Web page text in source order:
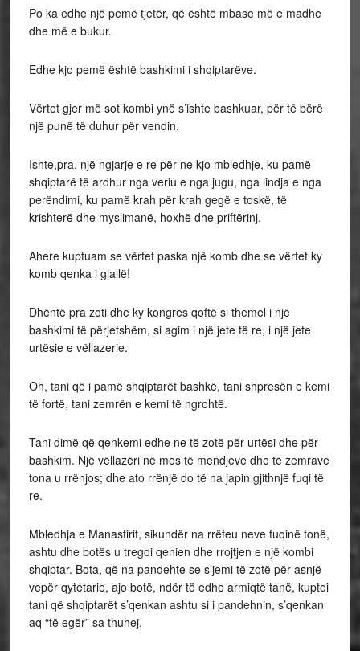
Po ka edhe një pemë tjetër, që është mbase më e madhe
dhe më e bukur.
Edhe kjo pemë është bashkimi i shqiptarëve.
Vërtet gjer më sot kombi ynë s’ishte bashkuar, për të bërë
një punë të duhur për vendin.
Ishte,pra, një ngjarje e re për ne kjo mbledhje, ku pamë
shqiptarë të ardhur nga veriu e nga jugu, nga lindja e nga
perëndimi, ku pamë krah për krah gegë e toskë, të
krishterë dhe myslimanë, hoxhë dhe priftërinj.
Ahere kuptuam se vërtet paska një komb dhe se vërtet ky
komb qenka i gjallë!
Dhëntë pra zoti dhe ky kongres qoftë si themel i një
bashkimi të përjetshëm, si agim i një jete të re, i një jete
urtësie e vëllazerie.
Oh, tani që i pamë shqiptarët bashkë, tani shpresën e kemi
të fortë, tani zemrën e kemi të ngrohtë.
Tani dimë që qenkemi edhe ne të zotë për urtësi dhe për
bashkim. Një vëllazëri në mes të mendjeve dhe të zemrave
tona u rrënjos; dhe ato rrënjë do të na japin gjithnjë fuqi të
re.
Mbledhja e Manastirit, sikundër na rrëfeu neve fuqinë tonë,
ashtu dhe botës u tregoi qenien dhe rrojtjen e një kombi
shqiptar. Bota, që na pandehte se s’jemi të zotë për asnjë
vepër qytetarie, ajo botë, ndër të edhe armiqtë tanë, kuptoi
tani që shqiptarët s’qenkan ashtu si i pandehnin, s’qenkan
aq “të egër” sa thuhej.